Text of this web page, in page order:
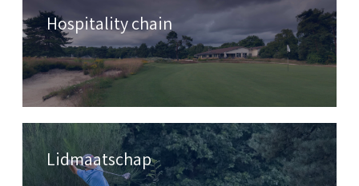
Hospitality chain
Lidmaatschap